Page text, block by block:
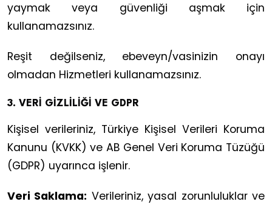
yaymak veya güvenliği aşmak için
kullanamazsınız.
Reşit değilseniz, ebeveyn/vasinizin onayı
olmadan Hizmetleri kullanamazsınız.
3. VERİ GİZLİLİĞİ VE GDPR
Kişisel verileriniz, Türkiye Kişisel Verileri Koruma
Kanunu (KVKK) ve AB Genel Veri Koruma Tüzüğü
(GDPR) uyarınca işlenir.
Veri Saklama: Verileriniz, yasal zorunluluklar ve